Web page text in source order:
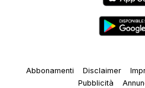
Abbonamenti Disclaimer
Pubblicità